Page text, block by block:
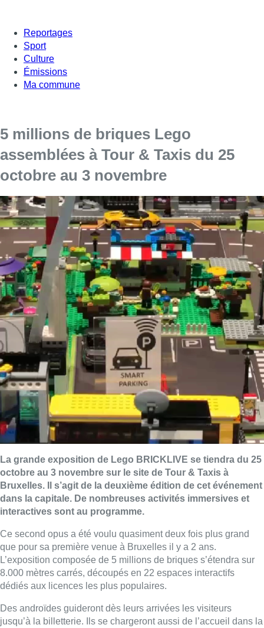
Reportages
Sport
Culture
Émissions
Ma commune
5 millions de briques Lego
assemblées à Tour & Taxis du 25
octobre au 3 novembre
La grande exposition de Lego BRICKLIVE se tiendra du 25
octobre au 3 novembre sur le site de Tour & Taxis à
Bruxelles. Il s’agit de la deuxième édition de cet événement
dans la capitale. De nombreuses activités immersives et
interactives sont au programme.
Ce second opus a été voulu quasiment deux fois plus grand
que pour sa première venue à Bruxelles il y a 2 ans.
L’exposition composée de 5 millions de briques s’étendra sur
8.000 mètres carrés, découpés en 22 espaces interactifs
dédiés aux licences les plus populaires.
Des androïdes guideront dès leurs arrivées les visiteurs
jusqu’à la billetterie. Ils se chargeront aussi de l’accueil dans la